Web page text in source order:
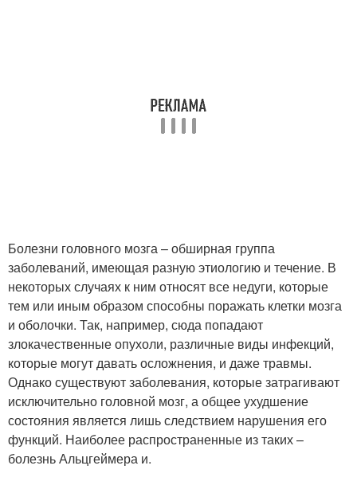
Болезни головного мозга – обширная группа
заболеваний, имеющая разную этиологию и течение. В
некоторых случаях к ним относят все недуги, которые
тем или иным образом способны поражать клетки мозга
и оболочки. Так, например, сюда попадают
злокачественные опухоли, различные виды инфекций,
которые могут давать осложнения, и даже травмы.
Однако существуют заболевания, которые затрагивают
исключительно головной мозг, а общее ухудшение
состояния является лишь следствием нарушения его
функций. Наиболее распространенные из таких –
болезнь Альцгеймера и.